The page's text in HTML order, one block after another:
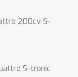
200cv S-
S-tronic